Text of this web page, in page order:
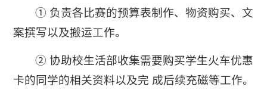
① 负责各比赛的预算表制作、物资购买、文
案撰写以及搬运工作。
② 协助校生活部收集需要购买学生火车优惠
卡的同学的相关资料以及完 成后续充磁等工作。